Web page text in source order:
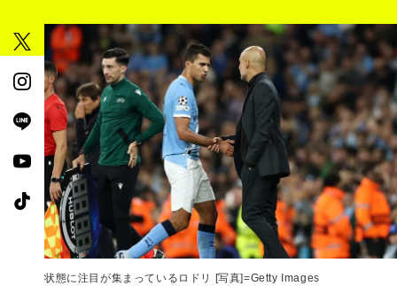
状態に注目が集まっているロドリ [写真]=Getty Images